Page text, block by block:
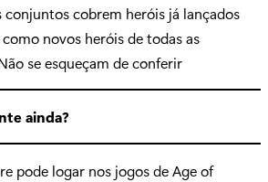
conjuntos cobrem heróis já lançados
novos heróis de todas as
se esqueçam de conferir
ainda?
pode logar nos jogos de Age of